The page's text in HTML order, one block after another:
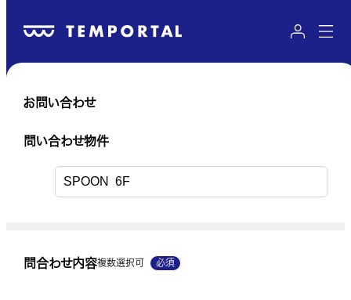
お問い合わせ
問い合わせ物件
問合わせ内容複数選択可 必須
問い合わせ物件